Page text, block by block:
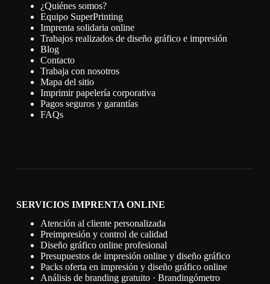
¿Quiénes somos?
Equipo SuperPrinting
Imprenta solidaria online
Trabajos realizados de diseño gráfico e impresión
Blog
Contacto
Trabaja con nosotros
Mapa del sitio
Imprimir papelería corporativa
Pagos seguros y garantías
FAQs
SERVICIOS IMPRENTA ONLINE
Atención al cliente personalizada
Preimpresión y control de calidad
Diseño gráfico online profesional
Presupuestos de impresión online y diseño gráfico
Packs oferta en impresión y diseño gráfico online
Análisis de branding gratuito · Brandingómetro